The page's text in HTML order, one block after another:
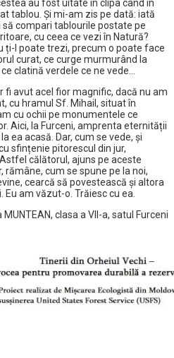
au fost uitate în clipa când în
tablou. Și mi-am zis pe dată: iată
compari tablourile postate pe
cu ceea ce vezi în Natură?
ți-l poate trezi, precum o poate face
curat, ce curge murmurând la
clatină verdele ce ne vede…
fi avut acel fior magnific, dacă nu am
cu hramul Sf. Mihail, situat în
cu ochii pe monumentele ce
Aici, la Furceni, amprenta eternității
ea acasă. Dar, cum se vede, și
sfințenie pitorescul din jur,
călătorul, ajuns pe aceste
rămâne, cum se spune pe la noi,
cearcă să povestească și altora
am văzut-o. Trăiesc cu ea.
MUNTEAN, clasa a VII-a, satul Furceni